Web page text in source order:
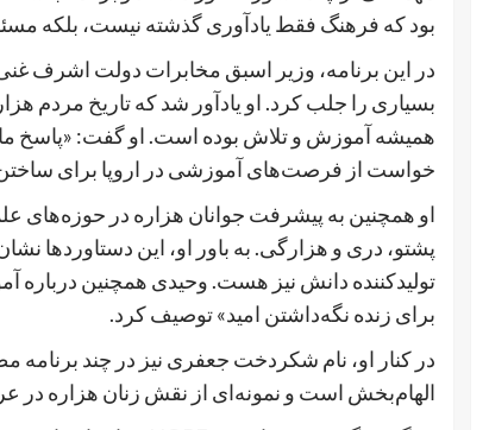
بود که فرهنگ فقط یادآوری گذشته نیست، بلکه
در این برنامه، وزیر اسبق مخابرات دولت اشرف
بسیاری را جلب کرد. او یادآور شد که تاریخ مردم
همیشه آموزش و تلاش بوده است. او گفت: «پاسخ
خواست از فرصت‌های آموزشی در اروپا برای ساختن
او همچنین به پیشرفت جوانان هزاره در حوزه‌های
پشتو، دری و هزارگی. به باور او، این دستاوردها
تولیدکننده دانش نیز هست. وحیدی همچنین درباره
برای زنده نگه‌داشتن امید» توصیف کرد.
در کنار او، نام شکردخت جعفری نیز در چند
الهام‌بخش است و نمونه‌ای از نقش زنان هزاره در